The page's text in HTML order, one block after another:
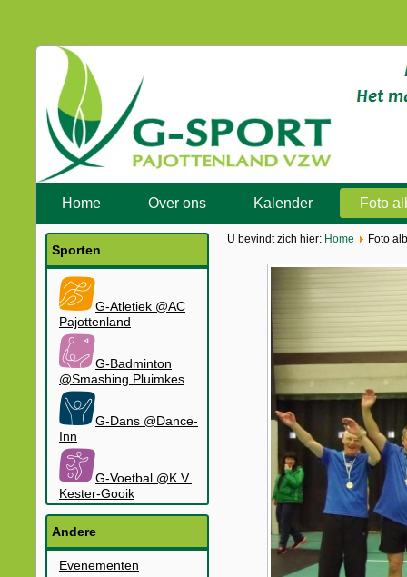
Home Over ons Kalender Foto
Sporten
G-Atletiek @AC
Pajottenland
G-Badminton
@Smashing Pluimkes
G-Dans @Dance-
Inn
G-Voetbal @K.V.
Kester-Gooik
Andere
Evenementen
U bevindt zich hier: Home Foto